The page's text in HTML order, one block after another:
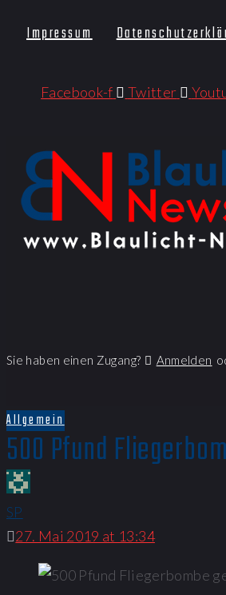
Impressum
Facebook-f Twitter
Sie haben einen Zugang? Anmelden
Allgemein
500 Pfund
SP
27. Mai 2019 at 13:34